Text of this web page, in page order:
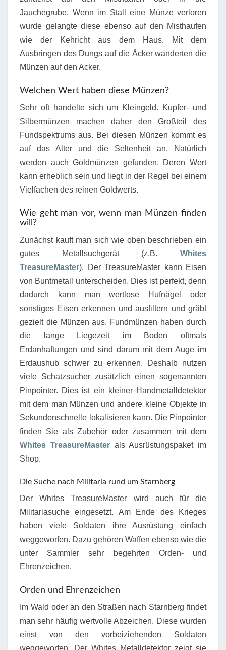
Jauchegrube. Wenn im Stall eine Münze verloren
wurde gelangte diese ebenso auf den Misthaufen
wie der Kehricht aus dem Haus. Mit dem
Ausbringen des Dungs auf die Äcker wanderten die
Münzen auf den Acker.
Welchen Wert haben diese Münzen?
Sehr oft handelte sich um Kleingeld. Kupfer- und
Silbermünzen machen daher den Großteil des
Fundspektrums aus. Bei diesen Münzen kommt es
auf das Alter und die Seltenheit an. Natürlich
werden auch Goldmünzen gefunden. Deren Wert
kann erheblich sein und liegt in der Regel bei einem
Vielfachen des reinen Goldwerts.
Wie geht man vor, wenn man Münzen finden
will?
Zunächst kauft man sich wie oben beschrieben ein
gutes Metallsuchgerät (z.B. Whites
TreasureMaster). Der TreasureMaster kann Eisen
von Buntmetall unterscheiden. Dies ist perfekt, denn
dadurch kann man wertlose Hufnägel oder
sonstiges Eisen erkennen und ausfiltern und gräbt
gezielt die Münzen aus. Fundmünzen haben durch
die lange Liegezeit im Boden oftmals
Erdanhaftungen und sind darum mit dem Auge im
Erdaushub schwer zu erkennen. Deshalb nutzen
viele Schatzsucher zusätzlich einen sogenannten
Pinpointer. Dies ist ein kleiner Handmetalldetektor
mit dem man Münzen und andere kleine Objekte in
Sekundenschnelle lokalisieren kann. Die Pinpointer
finden Sie als Zubehör oder zusammen mit dem
Whites TreasureMasterals Ausrüstungspaket im
Shop.
Die Suche nach Militaria rund um Starnberg
Der Whites TreasureMaster wird auch für die
Militariasuche eingesetzt. Am Ende des Krieges
haben viele Soldaten ihre Ausrüstung einfach
weggeworfen. Dazu gehören Waffen ebenso wie die
unter Sammler sehr begehrten Orden- und
Ehrenzeichen.
Orden und Ehrenzeichen
Im Wald oder an den Straßen nach Starnberg findet
man sehr häufig wertvolle Abzeichen. Diese wurden
einst von den vorbeiziehenden Soldaten